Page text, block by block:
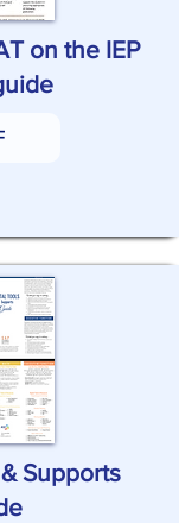
on the IEP
Supports